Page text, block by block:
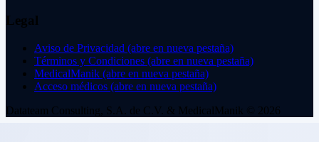
Legal
Aviso de Privacidad (abre en nueva pestaña)
Términos y Condiciones (abre en nueva pestaña)
MedicalManik (abre en nueva pestaña)
Acceso médicos (abre en nueva pestaña)
Datateam Consulting, S.A. de C.V. & MedicalManik © 2026